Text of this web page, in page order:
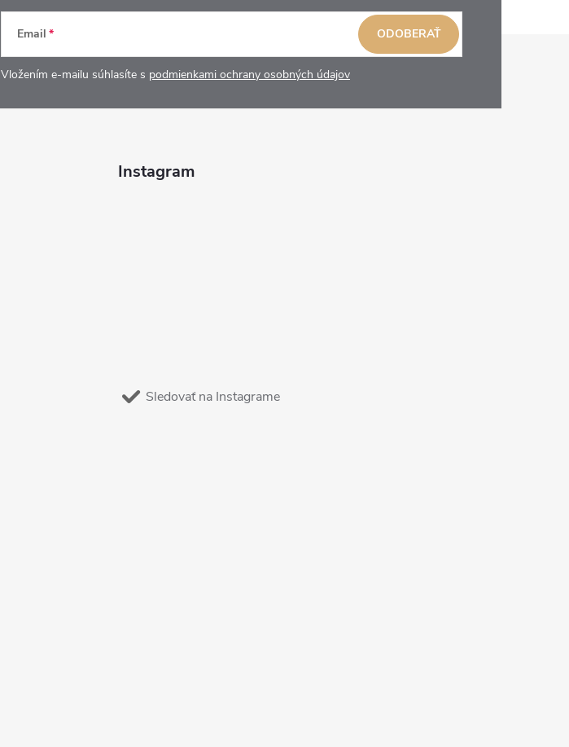
Email
Vložením e-mailu súhlasíte s podmienkami ochrany osobných údajov
ODOBERAŤ
Instagram
Sledovať na Instagrame